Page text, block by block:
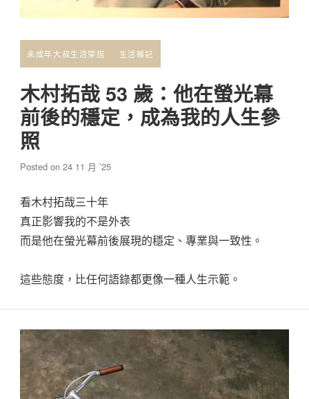
未成年大叔生活穿搭 生活雜記
木村拓哉 53 歲：他在螢光幕
前後的穩定，成為我的人生參
照
Posted on24 11 月 ’25
看木村拓哉三十年
真正影響我的不是外表
而是他在螢光幕前後展現的穩定、專業與一致性。
這些態度，比任何語錄都更像一種人生示範。